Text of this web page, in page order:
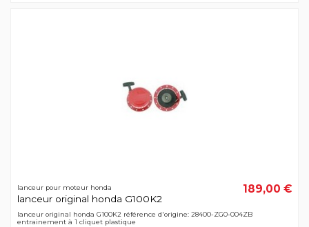
lanceur pour moteur honda
lanceur original honda G100K2
189,00 €
lanceur original honda G100K2 référence d'origine: 28400-ZG0-004ZB
entrainement à 1 cliquet plastique